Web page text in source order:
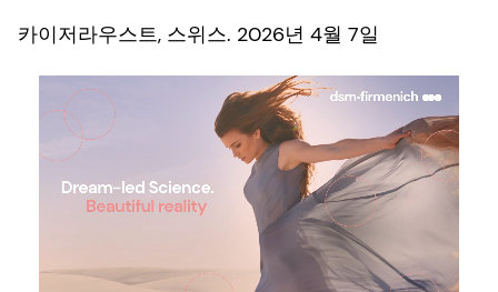
카이저라우스트, 스위스. 2026년 4월 7일